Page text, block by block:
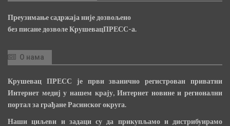
Преузимање садржаја није дозвољено
без писане дозволе КрушевацПРЕСС-а.
О нама
Крушевац ПРЕСС је први званично регистрован приватни
Интернет медиј у нашем крају, Интернет новине и регионални
портал за грађане Расинског округа.
Наши циљеви и задаци су да прикупљамо и дистрибуирамо